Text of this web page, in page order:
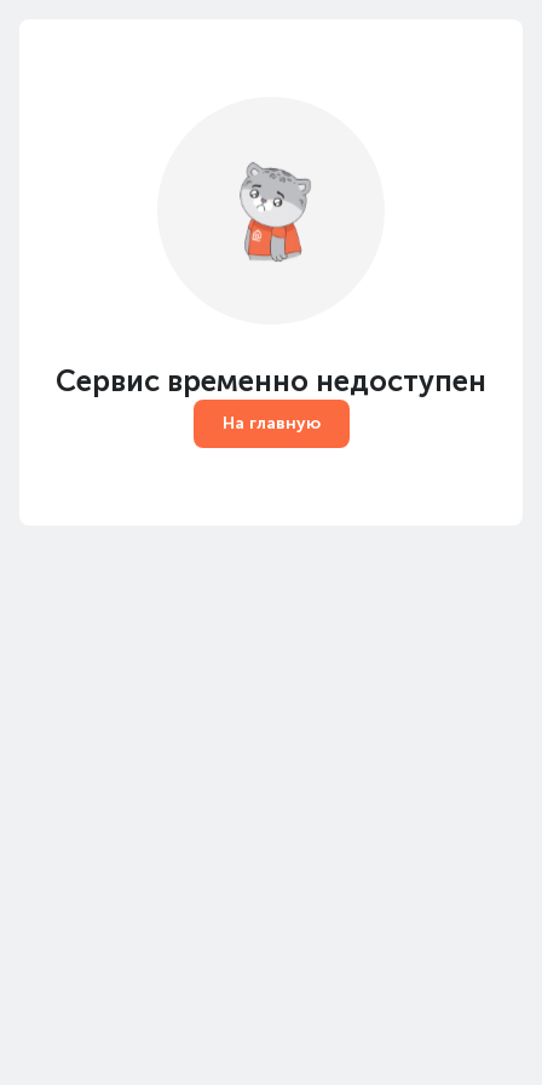
Сервис временно недоступен
На главную